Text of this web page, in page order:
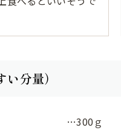
分量）
…300ｇ